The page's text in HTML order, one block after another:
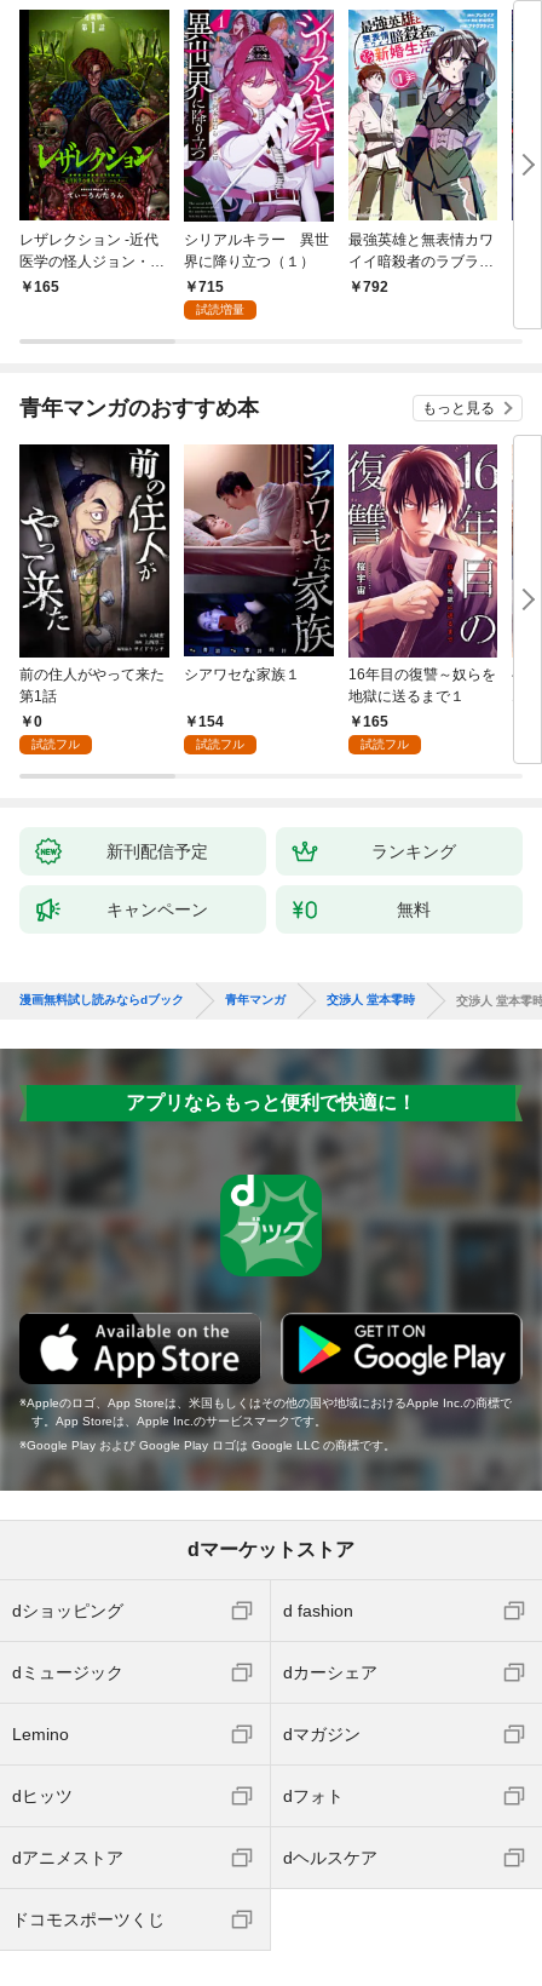
レザレクション -近代
医学の怪人ジョン・ハ
ンター- 連載版 第1話
165
シリアルキラー 異世
界に降り立つ（１）
715
試読増量
最強英雄と無表情カワ
イイ暗殺者のラブラブ
新婚生活 １巻
792
青年マンガのおすすめ本 もっと見る
前の住人がやって来た
第1話
0
試読フル
シアワセな家族１
154
試読フル
16年目の復讐～奴らを
地獄に送るまで１
165
試読フル
ベ
新刊配信予定 ランキング
キャンペーン 無料
漫画無料試し読みならdブック 青年マンガ 交渉人 堂本零時 交渉人 堂本零
アプリならもっと便利で快適に！
Appleのロゴ、App Storeは、米国もしくはその他の国や地域におけるApple Inc.の商標で
す。App Storeは、Apple Inc.のサービスマークです。
Google Play および Google Play ロゴは Google LLC の商標です。
dマーケットストア
dショッピング d fashion
dミュージック dカーシェア
Lemino dマガジン
dヒッツ dフォト
dアニメストア dヘルスケア
ドコモスポーツくじ